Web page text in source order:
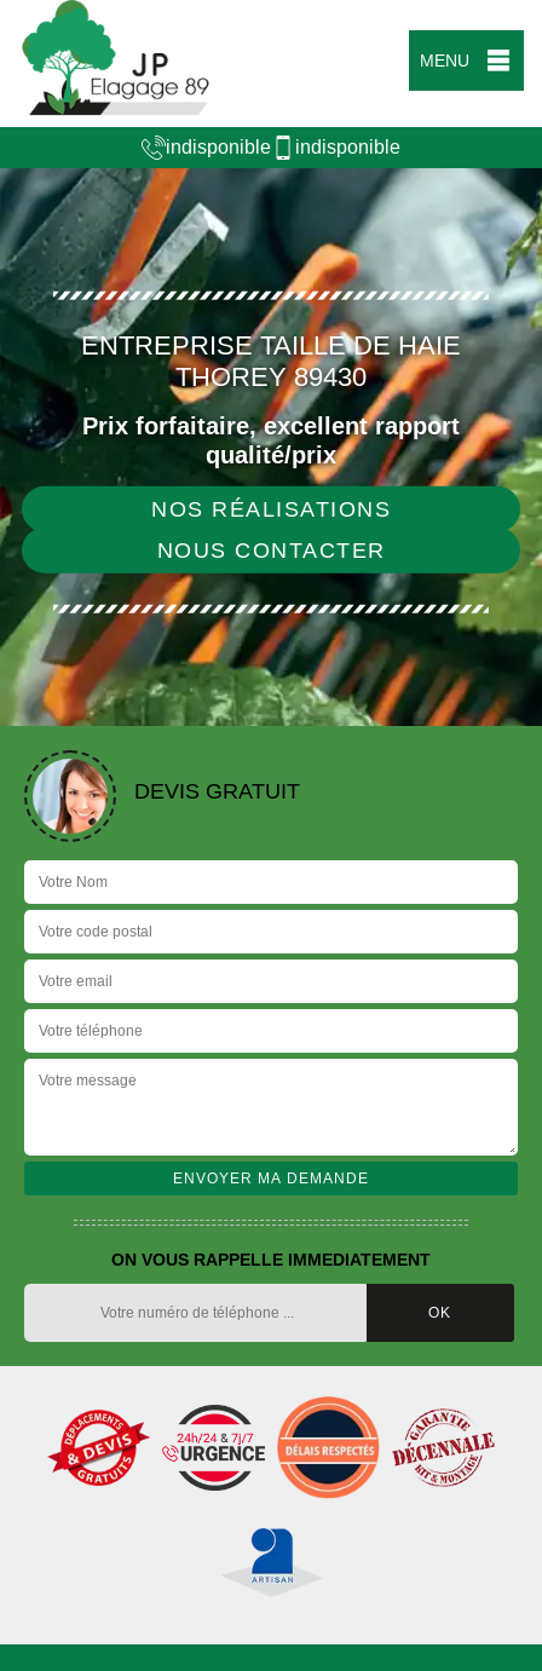
MENU
indisponible indisponible
ENTREPRISE TAILLE DE HAIE
THOREY 89430
Prix forfaitaire, excellent rapport
qualité/prix
NOS RÉALISATIONS
NOUS CONTACTER
DEVIS GRATUIT
ON VOUS RAPPELLE IMMEDIATEMENT